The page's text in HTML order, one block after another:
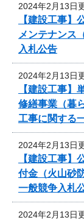
2024年2月13日
【建設工事
メンテナンス
入札公告
2024年2月13日
【建設工事
修繕事業（暮
工事に関する
2024年2月13日
【建設工事
付金（火山砂
一般競争入札
2024年2月13日